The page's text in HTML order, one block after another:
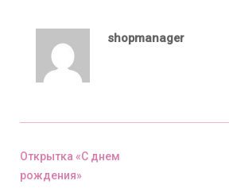
shopmanager
Открытка «С днем
рождения»